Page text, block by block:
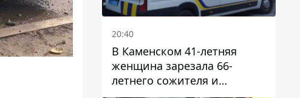
20:40
В Каменском 41-летняя
женщина зарезала 66-
летнего сожителя и